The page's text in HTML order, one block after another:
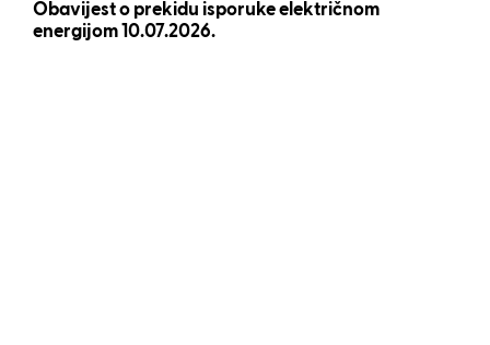
Obavijest o prekidu isporuke električnom
energijom 10.07.2026.